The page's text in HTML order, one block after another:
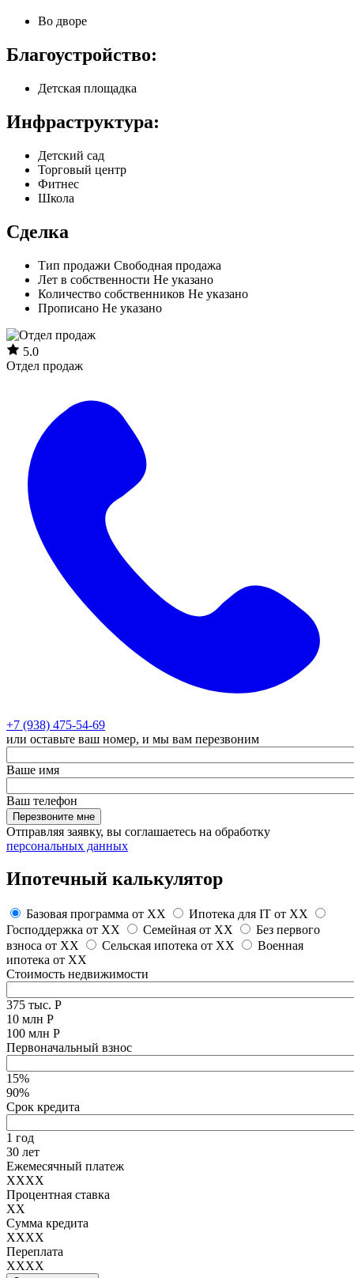
Во дворе
Благоустройство:
Детская площадка
Инфраструктура:
Детский сад
Торговый центр
Фитнес
Школа
Сделка
Тип продажи Свободная продажа
Лет в собственности Не указано
Количество собственников Не указано
Прописано Не указано
5.0
Отдел продаж
+7 (938) 475-54-69
или оставьте ваш номер, и мы вам перезвоним
Ваше имя
Ваш телефон
Перезвоните мне
Отправляя заявку, вы соглашаетесь на обработку
персональных данных
Ипотечный калькулятор
Базовая программа от XX Ипотека для IT от XX
Господдержка от XX Семейная от XX
Без первого
взноса от XX Сельская ипотека от XX
Военная
ипотека от XX
Стоимость недвижимости
375 тыс. Р
10 млн Р
100 млн Р
Первоначальный взнос
15%
90%
Срок кредита
1 год
30 лет
Ежемесячный платеж
XXXX
Процентная ставка
XX
Сумма кредита
XXXX
Переплата
XXXX